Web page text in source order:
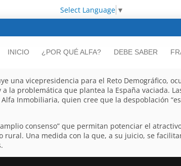
Select Language ▼
INICIO ¿POR QUÉ ALFA? DEBE SABER
una vicepresidencia para el Reto Demográfico,
problemática que plantea la España vaciada.
Inmobiliaria, quien cree que la despoblación
consenso” que permitan potenciar el
Una medida con la que, a su juicio, se